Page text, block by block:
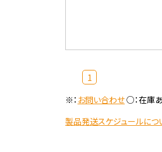
1
※： お問い合わせ○：在庫
製品発送スケジュールにつ